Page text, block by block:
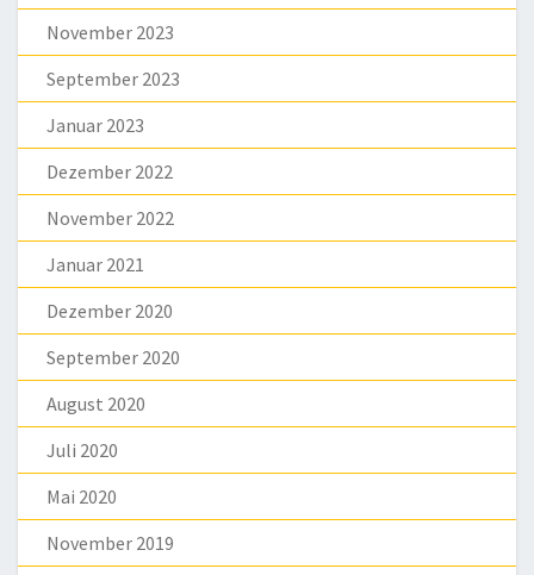
November 2023
September 2023
Januar 2023
Dezember 2022
November 2022
Januar 2021
Dezember 2020
September 2020
August 2020
Juli 2020
Mai 2020
November 2019